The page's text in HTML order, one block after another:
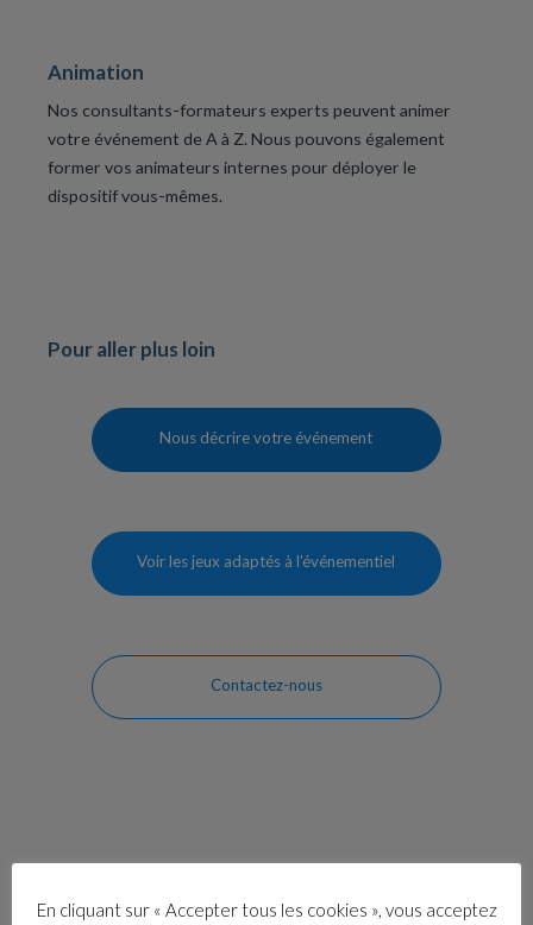
Animation
Nos consultants-formateurs experts peuvent animer
votre événement de A à Z. Nous pouvons également
former vos animateurs internes pour déployer le
dispositif vous-mêmes.
Pour aller plus loin
Nous décrire votre événement
Voir les jeux adaptés à l'événementiel
Contactez-nous
En cliquant sur « Accepter tous les cookies », vous acceptez